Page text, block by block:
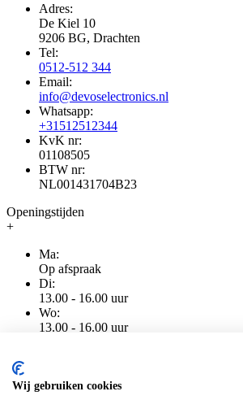
Adres:
De Kiel 10
9206 BG, Drachten
Tel:
0512-512 344
Email:
info@devoselectronics.nl
Whatsapp:
+31512512344
KvK nr:
01108505
BTW nr:
NL001431704B23
Openingstijden
+
Ma:
Op afspraak
Di:
13.00 - 16.00 uur
Wo:
13.00 - 16.00 uur
13.00 - 16.00 uur
Wij gebruiken cookies